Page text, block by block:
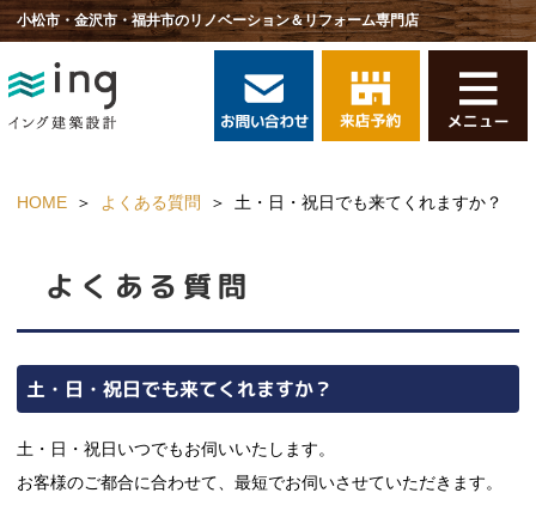
小松市・金沢市・福井市のリノベーション＆リフォーム専門店
HOME よくある質問 土・日・祝日でも来てくれますか？
よくある質問
土・日・祝日でも来てくれますか？
土・日・祝日いつでもお伺いいたします。
お客様のご都合に合わせて、最短でお伺いさせていただきます。